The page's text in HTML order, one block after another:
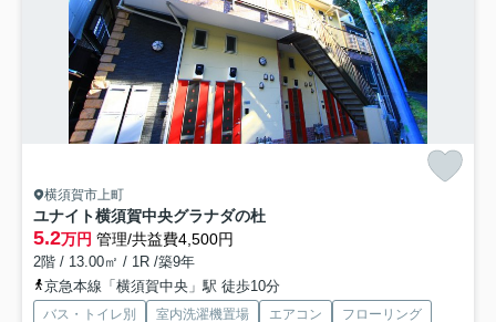
横須賀市上町
ユナイト横須賀中央グラナダの杜
5.2万円 管理/共益費4,500円
2階 / 13.00㎡ / 1R /築9年
京急本線「横須賀中央」駅 徒歩10分
バス・トイレ別 室内洗濯機置場 エアコン
フローリング